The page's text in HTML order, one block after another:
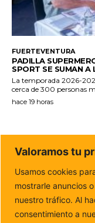
FUERTEVENTURA
PADILLA
SPORT SE SUMAN A
La temporada 2026-
cerca de 300 personas
hace 19 horas